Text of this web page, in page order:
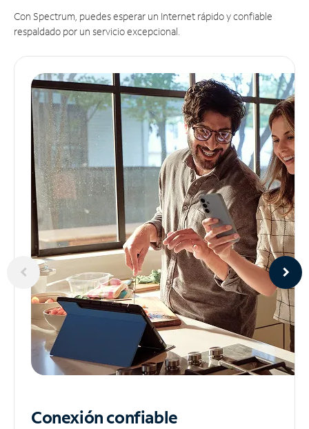
Con Spectrum, puedes esperar un Internet rápido y confiable
respaldado por un servicio excepcional.
Conexión confiable